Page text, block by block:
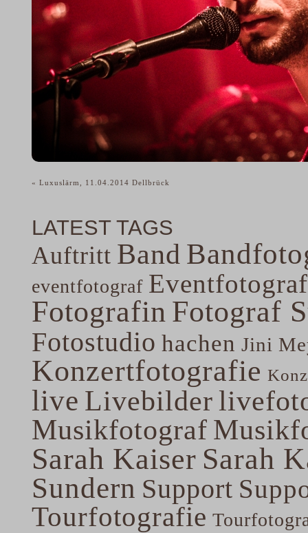
« Luxuslärm, 11.04.2014 Dellbrück
LATEST TAGS
Auftritt Band
eventfotograf
Fotografin Fotograf
Fotostudio hachen Jini
Konzertfotografie
live Livebilder
Musikfotograf
Sarah Kaiser Sarah
Sundern Support
Tourfotografie